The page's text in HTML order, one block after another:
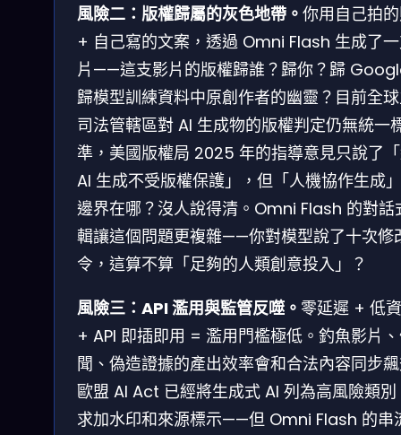
風險二：版權歸屬的灰色地帶。 你用自己拍
+ 自己寫的文案，透過 Omni Flash 生成了
片——這支影片的版權歸誰？歸你？歸
歸模型訓練資料中原創作者的幽靈？目前全
司法管轄區對 AI 生成物的版權判定仍無統一
準，美國版權局 2025 年的指導意見只說了
AI 生成不受版權保護」，但「人機協作生成
邊界在哪？沒人說得清。Omni Flash 的對話
輯讓這個問題更複雜——你對模型說了十次修
令，這算不算「足夠的人類創意投入」？
風險三：API 濫用與監管反噬。 零延遲 + 低
+ API 即插即用 = 濫用門檻極低。釣魚影片
聞、偽造證據的產出效率會和合法內容同步
歐盟 AI Act 已經將生成式 AI 列為高風險類別
求加水印和來源標示——但 Omni Flash 的串